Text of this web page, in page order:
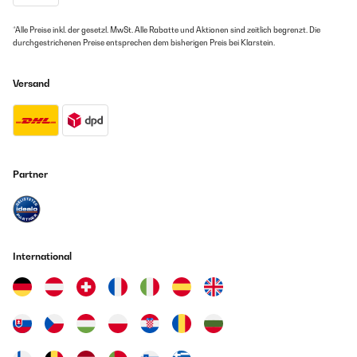
*Alle Preise inkl. der gesetzl. MwSt. Alle Rabatte und Aktionen sind zeitlich begrenzt. Die
durchgestrichenen Preise entsprechen dem bisherigen Preis bei Klarstein.
Versand
Partner
International